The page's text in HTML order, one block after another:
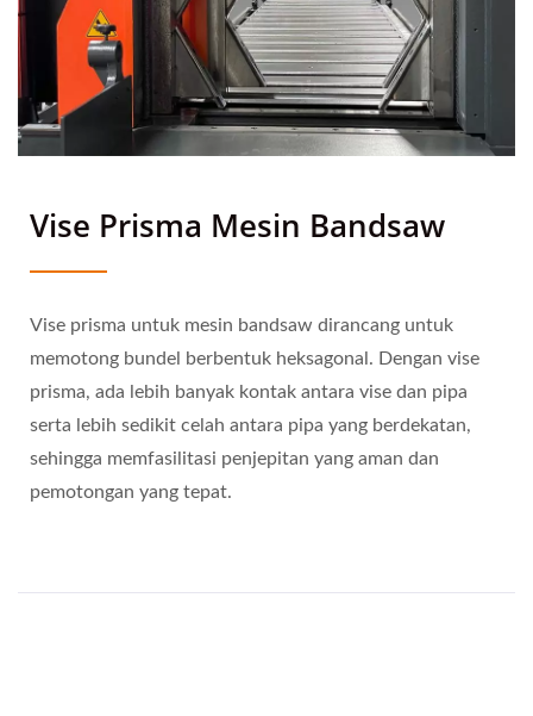
Vise Prisma Mesin Bandsaw
Vise prisma untuk mesin bandsaw dirancang untuk
memotong bundel berbentuk heksagonal. Dengan vise
prisma, ada lebih banyak kontak antara vise dan pipa
serta lebih sedikit celah antara pipa yang berdekatan,
sehingga memfasilitasi penjepitan yang aman dan
pemotongan yang tepat.